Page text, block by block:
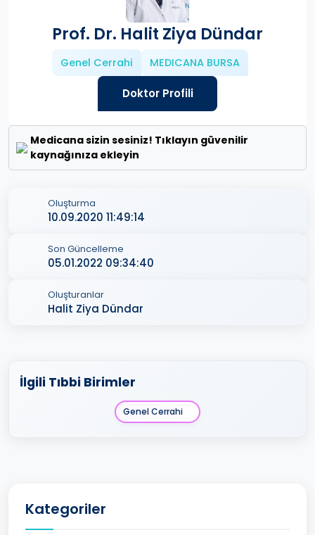
Prof. Dr. Halit Ziya Dündar
Genel Cerrahi MEDICANA BURSA
Doktor Profili
Medicana sizin sesiniz! Tıklayın güvenilir
kaynağınıza ekleyin
Oluşturma
10.09.2020 11:49:14
Son Güncelleme
05.01.2022 09:34:40
Oluşturanlar
Halit Ziya Dündar
İlgili Tıbbi Birimler
Genel Cerrahi
Kategoriler